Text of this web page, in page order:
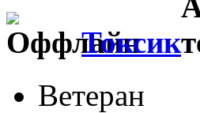
Токсик
Ветеран